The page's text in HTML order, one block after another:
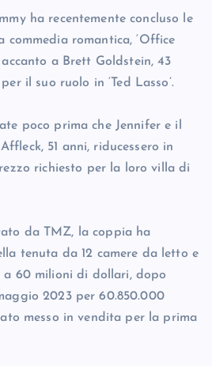
ha recentemente concluso le
commedia romantica, ‘Office
accanto a Brett Goldstein, 43
il suo ruolo in ‘Ted Lasso’.
poco prima che Jennifer e il
51 anni, riducessero in
richiesto per la loro villa di
da TMZ, la coppia ha
tenuta da 12 camere da letto e
60 milioni di dollari, dopo
2023 per 60.850.000
messo in vendita per la prima